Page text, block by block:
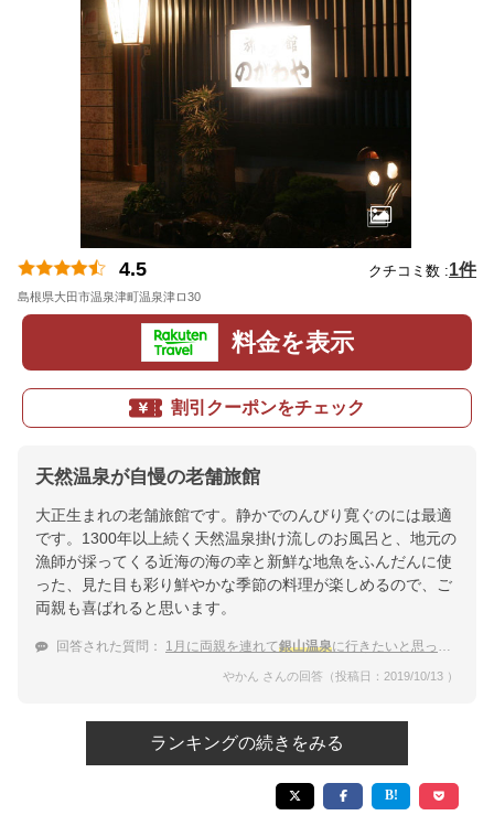
4.5 クチコミ数 :1件
島根県大田市温泉津町温泉津ロ30
料金を表示
割引クーポンをチェック
天然温泉が自慢の老舗旅館
大正生まれの老舗旅館です。静かでのんびり寛ぐのには最適
です。1300年以上続く天然温泉掛け流しのお風呂と、地元の
漁師が採ってくる近海の海の幸と新鮮な地魚をふんだんに使
った、見た目も彩り鮮やかな季節の料理が楽しめるので、ご
両親も喜ばれると思います。
回答された質問： 1月に両親を連れて銀山温泉に行きたいと思っています。両親が寛ぎやすい和室のある宿を教えて下さい
やかん さんの回答（投稿日：2019/10/13 ）
ランキングの続きをみる